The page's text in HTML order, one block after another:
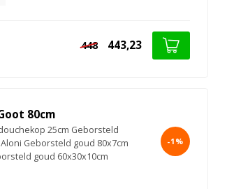
448 443,23
80cm
25cm Geborsteld
Geborsteld goud 80x7cm
goud 60x30x10cm
-1%